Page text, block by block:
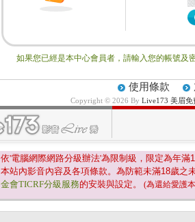
如果您已經是本中心會員者，請輸入您的帳號及
使用條款
Copyright © 2026 By Live173 美眉
依'電腦網際網路分級辦法'為限制級，限定為年滿
本站內影音內容及各項條款。為防範未滿18歲之
金會TICRF分級服務的安裝與設定。 (為還給愛護